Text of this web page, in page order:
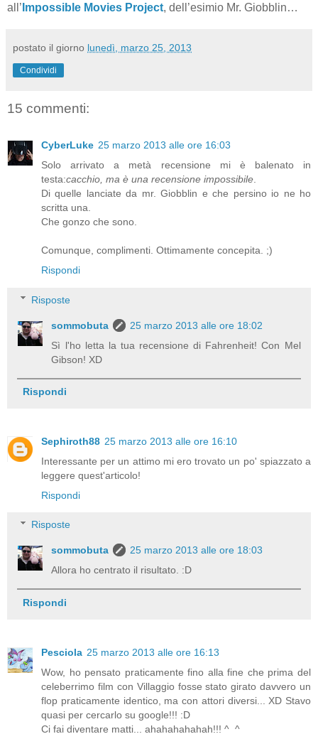
all’ Impossible Movies Project, dell’esimio Mr. Giobblin…
postato il giorno lunedì, marzo 25, 2013
Condividi
15 commenti:
CyberLuke 25 marzo 2013 alle ore 16:03
Solo arrivato a metà recensione mi è balenato in
testa:cacchio, ma è una recensione impossibile
Di quelle lanciate da mr. Giobblin e che persino io ne ho
scritta una.
Che gonzo che sono.
Comunque, complimenti. Ottimamente concepita. ;)
Rispondi
Risposte
sommobuta
25 marzo 2013 alle ore 18:02
Sì l'ho letta la tua recensione di Fahrenheit! Con Mel
Gibson! XD
Rispondi
Sephiroth88 25 marzo 2013 alle ore 16:10
Interessante per un attimo mi ero trovato un po' spiazzato a
leggere quest'articolo!
Rispondi
Risposte
sommobuta
25 marzo 2013 alle ore 18:03
Allora ho centrato il risultato. :D
Rispondi
Pesciola 25 marzo 2013 alle ore 16:13
Wow, ho pensato praticamente fino alla fine che prima del
celeberrimo film con Villaggio fosse stato girato davvero un
flop praticamente identico, ma con attori diversi... XD Stavo
quasi per cercarlo su google!!! :D
Ci fai diventare matti... ahahahahahah!!! ^_^